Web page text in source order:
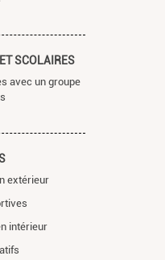
SCOLAIRES
avec un groupe
extérieur
intérieur